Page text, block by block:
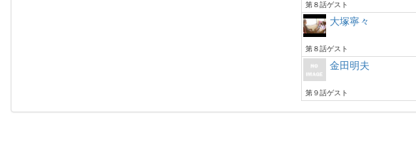
第８話ゲスト
大塚寧々
第８話ゲスト
金田明夫
第９話ゲスト